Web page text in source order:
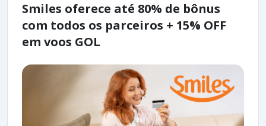
Smiles oferece até 80% de bônus
com todos os parceiros + 15% OFF
em voos GOL